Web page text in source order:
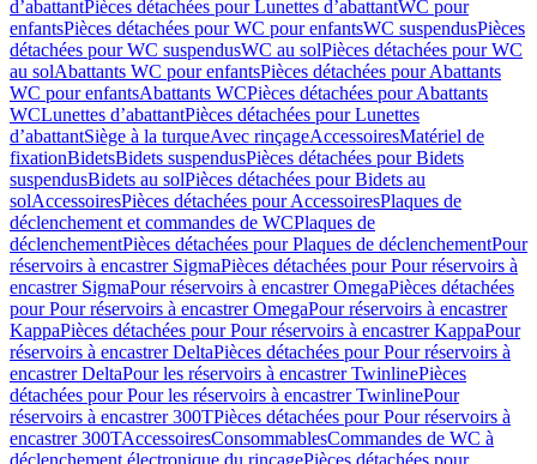
d’abattantPièces détachées pour Lunettes d’abattantWC pour
enfantsPièces détachées pour WC pour enfantsWC suspendusPièces
détachées pour WC suspendusWC au solPièces détachées pour WC
au solAbattants WC pour enfantsPièces détachées pour Abattants
WC pour enfantsAbattants WCPièces détachées pour Abattants
WCLunettes d’abattantPièces détachées pour Lunettes
d’abattantSiège à la turqueAvec rinçageAccessoiresMatériel de
fixationBidetsBidets suspendusPièces détachées pour Bidets
suspendusBidets au solPièces détachées pour Bidets au
solAccessoiresPièces détachées pour AccessoiresPlaques de
déclenchement et commandes de WCPlaques de
déclenchementPièces détachées pour Plaques de déclenchementPour
réservoirs à encastrer SigmaPièces détachées pour Pour réservoirs à
encastrer SigmaPour réservoirs à encastrer OmegaPièces détachées
pour Pour réservoirs à encastrer OmegaPour réservoirs à encastrer
KappaPièces détachées pour Pour réservoirs à encastrer KappaPour
réservoirs à encastrer DeltaPièces détachées pour Pour réservoirs à
encastrer DeltaPour les réservoirs à encastrer TwinlinePièces
détachées pour Pour les réservoirs à encastrer TwinlinePour
réservoirs à encastrer 300TPièces détachées pour Pour réservoirs à
encastrer 300TAccessoiresConsommablesCommandes de WC à
déclenchement électronique du rinçagePièces détachées pour